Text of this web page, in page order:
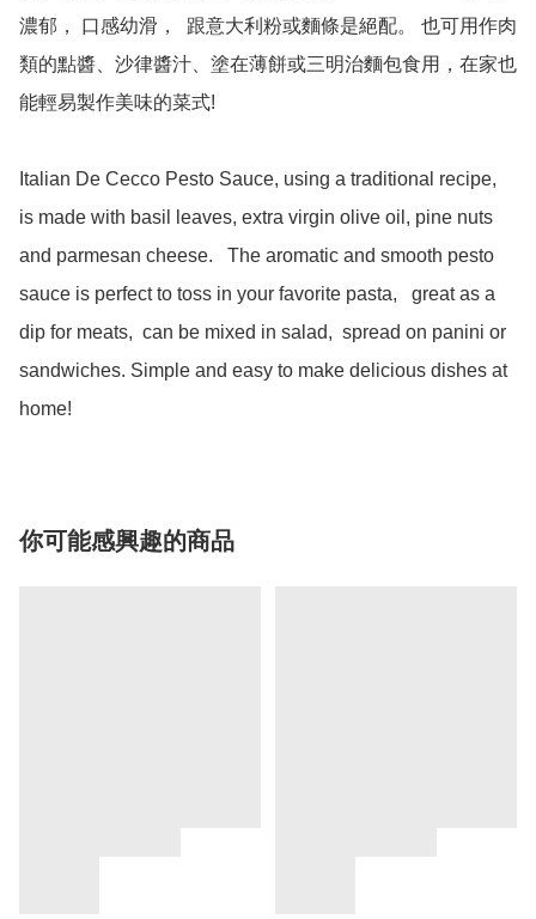
濃郁， 口感幼滑，  跟意大利粉或麵條是絕配。 也可用作肉
類的點醬、沙律醬汁、塗在薄餅或三明治麵包食用，在家也
能輕易製作美味的菜式!
Italian De Cecco Pesto Sauce, using a traditional recipe,
is made with basil leaves, extra virgin olive oil, pine nuts
and parmesan cheese.   The aromatic and smooth pesto
sauce is perfect to toss in your favorite pasta,   great as a
dip for meats,  can be mixed in salad,  spread on panini or
sandwiches. Simple and easy to make delicious dishes at
home!
你可能感興趣的商品